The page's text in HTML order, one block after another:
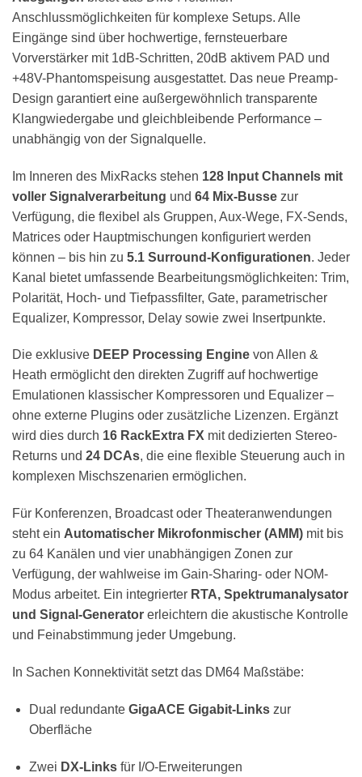
Anschlussmöglichkeiten für komplexe Setups. Alle
Eingänge sind über hochwertige, fernsteuerbare
Vorverstärker mit 1dB-Schritten, 20dB aktivem PAD und
+48V-Phantomspeisung ausgestattet. Das neue Preamp-
Design garantiert eine außergewöhnlich transparente
Klangwiedergabe und gleichbleibende Performance –
unabhängig von der Signalquelle.
Im Inneren des MixRacks stehen 128 Input Channels mit
voller Signalverarbeitung und 64 Mix-Busse zur
Verfügung, die flexibel als Gruppen, Aux-Wege, FX-Sends,
Matrices oder Hauptmischungen konfiguriert werden
können – bis hin zu 5.1 Surround-Konfigurationen. Jeder
Kanal bietet umfassende Bearbeitungsmöglichkeiten: Trim,
Polarität, Hoch- und Tiefpassfilter, Gate, parametrischer
Equalizer, Kompressor, Delay sowie zwei Insertpunkte.
Die exklusive DEEP Processing Engine von Allen &
Heath ermöglicht den direkten Zugriff auf hochwertige
Emulationen klassischer Kompressoren und Equalizer –
ohne externe Plugins oder zusätzliche Lizenzen. Ergänzt
wird dies durch 16 RackExtra FX mit dedizierten Stereo-
Returns und 24 DCAs, die eine flexible Steuerung auch in
komplexen Mischszenarien ermöglichen.
Für Konferenzen, Broadcast oder Theateranwendungen
steht ein Automatischer Mikrofonmischer (AMM) mit bis
zu 64 Kanälen und vier unabhängigen Zonen zur
Verfügung, der wahlweise im Gain-Sharing- oder NOM-
Modus arbeitet. Ein integrierter RTA, Spektrumanalysator
und Signal-Generator erleichtern die akustische Kontrolle
und Feinabstimmung jeder Umgebung.
In Sachen Konnektivität setzt das DM64 Maßstäbe:
Dual redundante GigaACE Gigabit-Linkszur
Oberfläche
Zwei DX-Linksfür I/O-Erweiterungen